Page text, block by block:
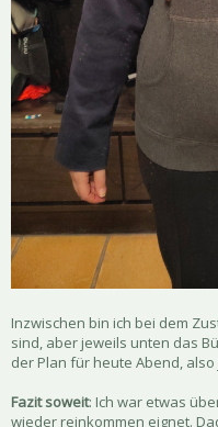
Inzwischen bin ich bei dem
sind, aber jeweils unten das
der Plan für heute Abend, also
Fazit soweit: Ich war etwas
wieder reinkommen eignet.